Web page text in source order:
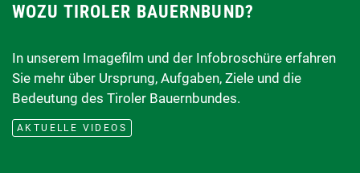
WOZU TIROLER BAUERNBUND?
In unserem Imagefilm und der Infobroschüre erfahren
Sie mehr über Ursprung, Aufgaben, Ziele und die
Bedeutung des Tiroler Bauernbundes.
AKTUELLE VIDEOS